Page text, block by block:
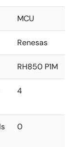
路采用内部一
电源排序和
部元件进行选
器是以同步来实
的恶劣环境中工
阶梯切割
散热性能更佳。
至 125 °C 的环境
MCU
Renesas
RH850 P1M
4
0